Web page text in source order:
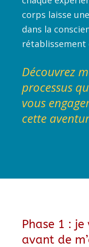
corps laisse
dans la
rétablissement
Découvrez
processus
vous
cette
Phase 1 :
avant de